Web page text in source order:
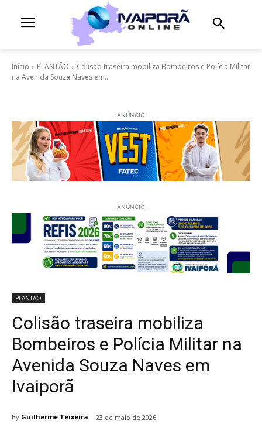
Início PLANTÃO
Colisão traseira mobiliza Bombeiros e Polícia Militar
na Avenida Souza Naves em...
- ANÚNCIO -
- ANÚNCIO -
PLANTÃO
Colisão traseira mobiliza
Bombeiros e Polícia Militar na
Avenida Souza Naves em
Ivaiporã
By Guilherme Teixeira 23 de maio de 2026